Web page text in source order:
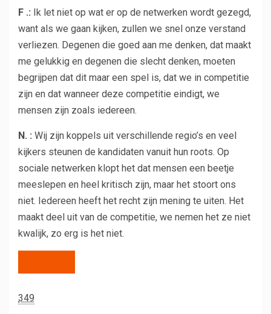
F .:
Ik let niet op wat er op de netwerken wordt gezegd,
want als we gaan kijken, zullen we snel onze verstand
verliezen. Degenen die goed aan me denken, dat maakt
me gelukkig en degenen die slecht denken, moeten
begrijpen dat dit maar een spel is, dat we in competitie
zijn en dat wanneer deze competitie eindigt, we
mensen zijn zoals iedereen.
N. : Wij zijn koppels uit verschillende regio’s en veel
kijkers steunen de kandidaten vanuit hun roots. Op
sociale netwerken klopt het dat mensen een beetje
meeslepen en heel kritisch zijn, maar het stoort ons
niet. Iedereen heeft het recht zijn mening te uiten. Het
maakt deel uit van de competitie, we nemen het ze niet
kwalijk, zo erg is het niet.
349